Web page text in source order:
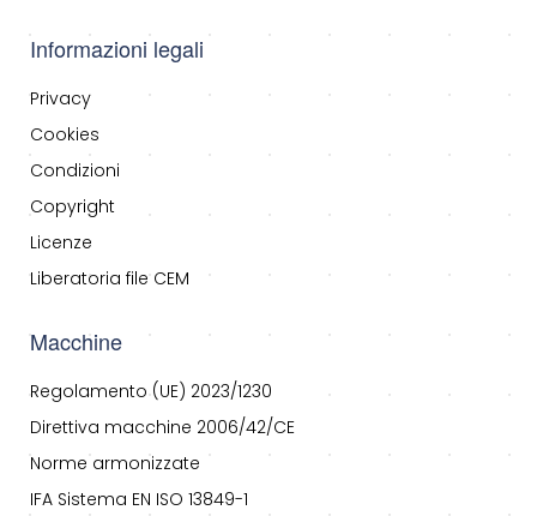
Informazioni legali
Privacy
Cookies
Condizioni
Copyright
Licenze
Liberatoria file CEM
Macchine
Regolamento (UE) 2023/1230
Direttiva macchine 2006/42/CE
Norme armonizzate
IFA Sistema EN ISO 13849-1